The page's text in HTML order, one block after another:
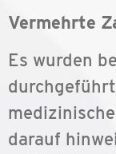
Vermehrte
Es wurden
darauf